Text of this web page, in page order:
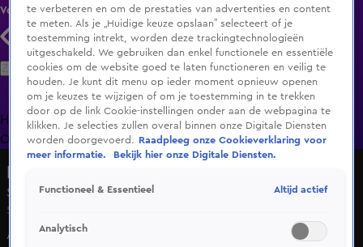
Volg KIJK
Zoeken
HomeUitzending Gemist Programma's De Bondgenoten
OranjezomerLivestreamsShop
Seizoen 7, aflevering 123
5 mrt 2025, 18:52
Al gauw na hun ontmoeting blijkt Helena voor Tom het
te verbeteren en om de prestaties van advertenties en content
te meten. Als je „Huidige keuze opslaan” selecteert of je
toestemming intrekt, worden deze trackingtechnologieën
uitgeschakeld. We gebruiken dan enkel functionele en essentiële
cookies om de website goed te laten functioneren en veilig te
houden. Je kunt dit menu op ieder moment opnieuw openen
om je keuzes te wijzigen of om je toestemming in te trekken
door op de link Cookie-instellingen onder aan de webpagina te
klikken. Je selecties zullen overal binnen onze Digitale Diensten
worden doorgevoerd.
Raadpleeg onze Cookieverklaring voor
meer informatie.
Bekijk hier onze Digitale Diensten.
Functioneel & Essentieel Altijd actief
Analytisch